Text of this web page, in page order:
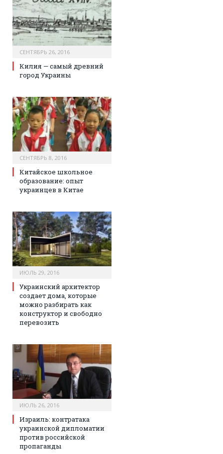
СЕНТЯБРЬ 26, 2016
Килия — самый древний
город Украины
СЕНТЯБРЬ 8, 2016
Китайское школьное
образование: опыт
украинцев в Китае
ИЮЛЬ 29, 2016
Украинский архитектор
создает дома, которые
можно разбирать как
конструктор и свободно
перевозить
ИЮЛЬ 26, 2016
Израиль: контратака
украинской дипломатии
против российской
пропаганды